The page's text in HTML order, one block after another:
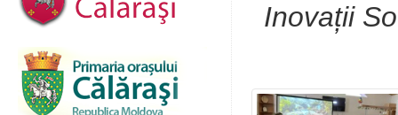
Inovații